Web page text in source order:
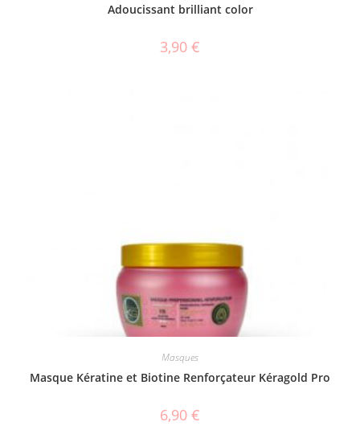
Adoucissant brilliant color
3,90 €
Masques
Masque Kératine et Biotine Renforçateur Kéragold Pro
6,90 €